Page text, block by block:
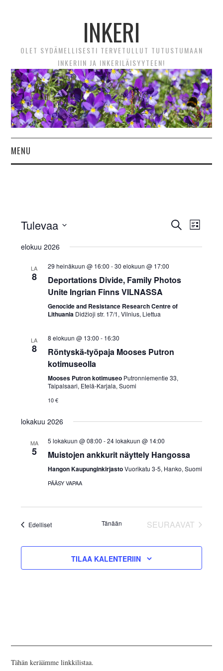
INKERI
OLET SYDÄMELLISESTI TERVETULLUT TUTUSTUMAAN
INKERIIN JA INKERILÄISYYTEEN!
MENU
AJANKOHTAISTA
INKERILÄISET
INKERIN HISTORIA JA
KULTTUURI
KULTTUURISEURA RY
MOOSES PUTRON
KOTIMUSEO
MERKKIHENKILÖT
INKERILÄINEN
PERHEALBUMI
VIRTUAALI-INKERI
BLOGI
YHTEYSTIEDOT
Tapahtumat
aja
navigointi
ETSI
Views
LISTA
Tulevaa
päivä.
elokuu 2026
LA
8
29 heinäkuun @ 16:00 -30 elokuun @ 17:00
Deportations Divide, Family Photos
Unite Ingrian Finns VILNASSA
Genocide and Resistance Research Centre of
Lithuania Didžioji str. 17/1, Vilnius, Liettua
LA
8
8 elokuun @ 13:00 - 16:30
Röntyskä-työpaja Mooses Putron
kotimuseolla
Mooses Putron kotimuseo Putronniementie 33,
Taipalsaari, Etelä-Karjala, Suomi
10 €
lokakuu 2026
MA
5
5 lokakuun @ 08:00 -24 lokakuun @ 14:00
Muistojen ankkurit näyttely Hangossa
Hangon KaupunginkirjastoVuorikatu 3-5, Hanko, Suomi
PÄÄSY VAPAA
EdellisetTapahtumat Tänään
SEURAAVAT
TILAA KALENTERIIN
Tähän keräämme linkkilistaa.